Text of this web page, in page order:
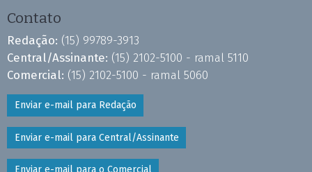
Contato
Redação: (15) 99789-3913
Central/Assinante: (15) 2102-5100 - ramal 5110
Comercial: (15) 2102-5100 - ramal 5060
Enviar e-mail para Redação
Enviar e-mail para Central/Assinante